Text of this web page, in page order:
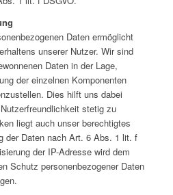
Daten ermöglicht
unserer Nutzer. Wir sind
Daten in der Lage,
der einzelnen Komponenten
Dies hilft uns dabei
stetig zu
liegt auch unser berechtigtes
der Daten nach Art. 6 Abs. 1 lit. f
der IP-Adresse wird dem
Schutz personenbezogener Daten